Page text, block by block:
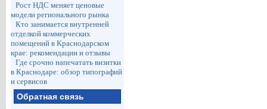
Рост НДС меняет ценовые
модели регионального рынка
Кто занимается внутренней
отделкой коммерческих
помещений в Краснодарском
крае: рекомендации и отзывы
Где срочно напечатать визитки
в Краснодаре: обзор типографий
и сервисов
Обратная связь